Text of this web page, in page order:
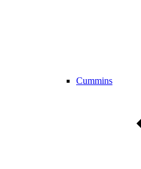
Cummins